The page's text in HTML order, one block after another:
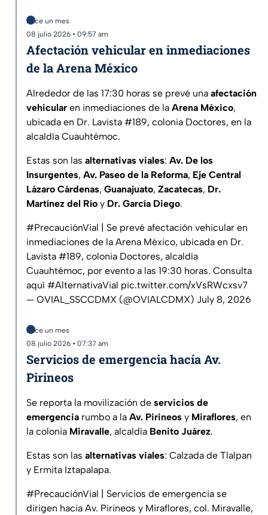
Hace un mes
08 julio 2026 • 09:57 am
Afectación vehicular en inmediaciones
de la Arena México
Alrededor de las 17:30 horas se prevé una afectación
vehicular en inmediaciones de la Arena México,
ubicada en Dr. Lavista #189, colonia Doctores, en la
alcaldía Cuauhtémoc.
Estas son las alternativas viales: Av. De los
Insurgentes, Av. Paseo de la Reforma, Eje Central
Lázaro Cárdenas, Guanajuato, Zacatecas, Dr.
Martínez del Río y Dr. García Diego.
#PrecauciónVial | Se prevé afectación vehicular en
inmediaciones de la Arena México, ubicada en Dr.
Lavista #189, colonia Doctores, alcaldía
Cuauhtémoc, por evento a las 19:30 horas. Consulta
aquí #AlternativaVial pic.twitter.com/xVsRWcxsv7
— OVIAL_SSCCDMX (@OVIALCDMX) July 8, 2026
Hace un mes
08 julio 2026 • 07:37 am
Servicios de emergencia hacía Av.
Pirineos
Se reporta la movilización de servicios de
emergencia rumbo a la Av. Pirineos y Miraflores, en
la colonia Miravalle, alcaldía Benito Juárez.
Estas son las alternativas viales: Calzada de Tlalpan
y Ermita Iztapalapa.
#PrecauciónVial | Servicios de emergencia se
dirigen hacia Av. Pirineos y Miraflores, col. Miravalle,